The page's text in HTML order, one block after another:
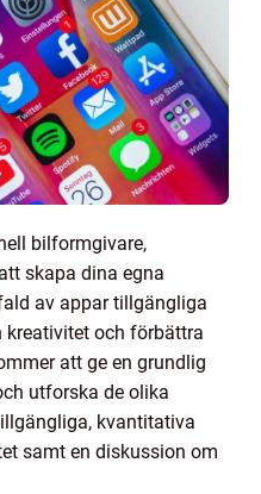
bilformgivare,
skapa dina egna
av appar tillgängliga
och förbättra
att ge en grundlig
utforska de olika
kvantitativa
samt en diskussion om